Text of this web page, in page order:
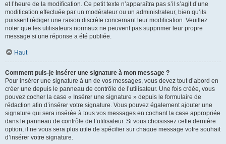
et l’heure de la modification. Ce petit texte n’apparaîtra pas s’il s’agit d’une
modification effectuée par un modérateur ou un administrateur, bien qu’ils
puissent rédiger une raison discrète concernant leur modification. Veuillez
noter que les utilisateurs normaux ne peuvent pas supprimer leur propre
message si une réponse a été publiée.
Haut
Comment puis-je insérer une signature à mon message ?
Pour insérer une signature à un de vos messages, vous devez tout d’abord en
créer une depuis le panneau de contrôle de l’utilisateur. Une fois créée, vous
pouvez cocher la case « Insérer une signature » depuis le formulaire de
rédaction afin d’insérer votre signature. Vous pouvez également ajouter une
signature qui sera insérée à tous vos messages en cochant la case appropriée
dans le panneau de contrôle de l’utilisateur. Si vous choisissez cette dernière
option, il ne vous sera plus utile de spécifier sur chaque message votre souhait
d’insérer votre signature.